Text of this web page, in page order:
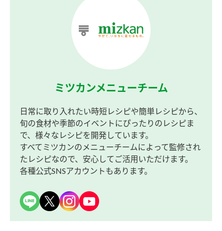
ミツカンメニューチーム
日常に取り入れたい時短レシピや簡単レシピから、
旬の食材や季節のイベントにぴったりのレシピま
で、様々なレシピを開発しています。
すべてミツカンのメニューチームによって監修され
たレシピなので、安心してご活用いただけます。
各種公式SNSアカウントもあります。